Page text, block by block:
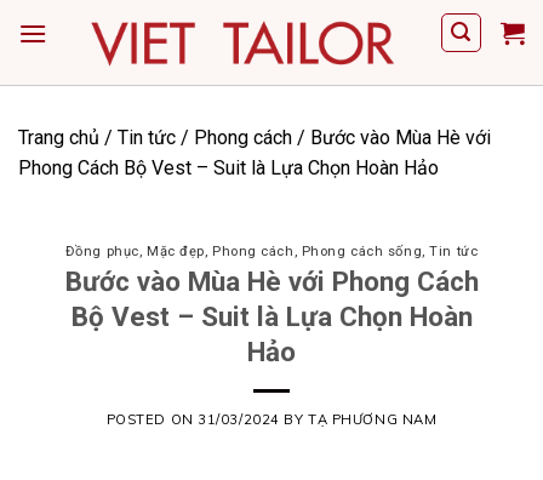
Trang chủ / Tin tức / Phong cách / Bước vào Mùa Hè với
Phong Cách Bộ Vest – Suit là Lựa Chọn Hoàn Hảo
Đồng phục, Mặc đẹp, Phong cách , Phong cách sống,Tin tức
Bước vào Mùa Hè với Phong Cách
Bộ Vest – Suit là Lựa Chọn Hoàn
Hảo
POSTED ON 31/03/2024 BYTẠ PHƯƠNG NAM